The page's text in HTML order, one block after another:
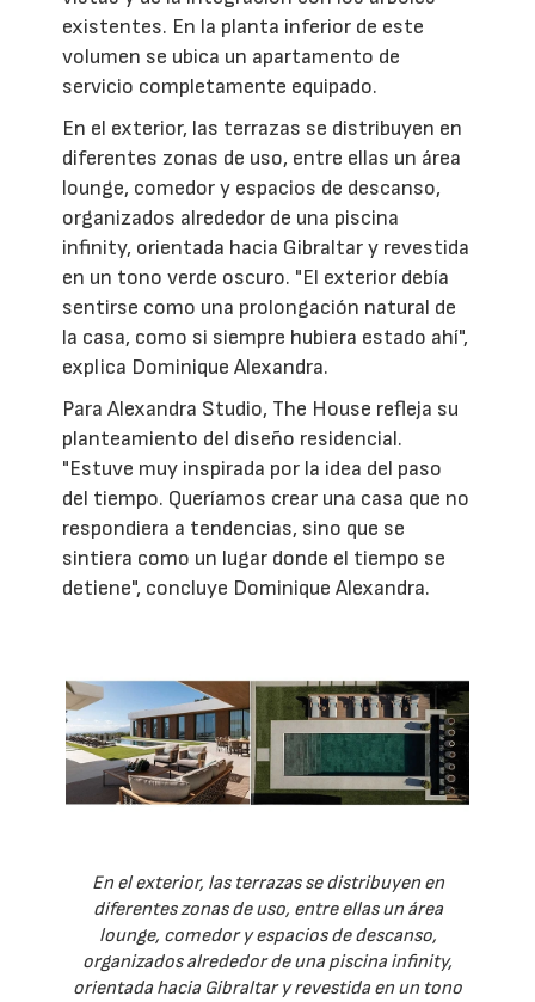
existentes. En la planta inferior de este
volumen se ubica un apartamento de
servicio completamente equipado.
En el exterior, las terrazas se distribuyen en
diferentes zonas de uso, entre ellas un área
lounge, comedor y espacios de descanso,
organizados alrededor de una piscina
infinity, orientada hacia Gibraltar y revestida
en un tono verde oscuro. "El exterior debía
sentirse como una prolongación natural de
la casa, como si siempre hubiera estado ahí",
explica Dominique Alexandra.
Para Alexandra Studio, The House refleja su
planteamiento del diseño residencial.
"Estuve muy inspirada por la idea del paso
del tiempo. Queríamos crear una casa que no
respondiera a tendencias, sino que se
sintiera como un lugar donde el tiempo se
detiene", concluye Dominique Alexandra.
En el exterior, las terrazas se distribuyen en
diferentes zonas de uso, entre ellas un área
lounge, comedor y espacios de descanso,
organizados alrededor de una piscina infinity,
orientada hacia Gibraltar y revestida en un tono